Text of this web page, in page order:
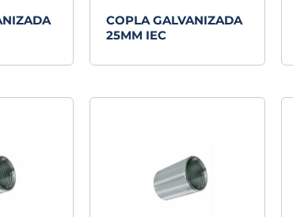
COPLA GALVANIZADA
25MM IEC